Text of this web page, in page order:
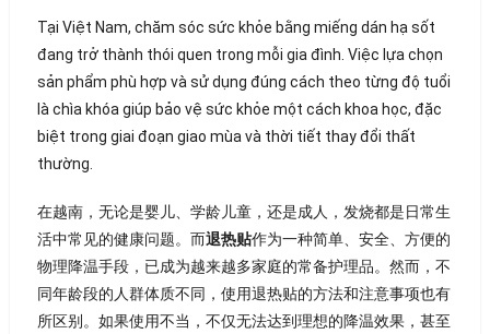
Tại Việt Nam, chăm sóc sức khỏe bằng miếng dán hạ sốt
đang trở thành thói quen trong mỗi gia đình. Việc lựa chọn
sản phẩm phù hợp và sử dụng đúng cách theo từng độ tuổi
là chìa khóa giúp bảo vệ sức khỏe một cách khoa học, đặc
biệt trong giai đoạn giao mùa và thời tiết thay đổi thất
thường.
在越南，无论是婴儿、学龄儿童，还是成人，发烧都是日常生
活中常见的健康问题。而退热贴作为一种简单、安全、方便的
物理降温手段，已成为越来越多家庭的常备护理品。然而，不
同年龄段的人群体质不同，使用退热贴的方法和注意事项也有
所区别。如果使用不当，不仅无法达到理想的降温效果，甚至